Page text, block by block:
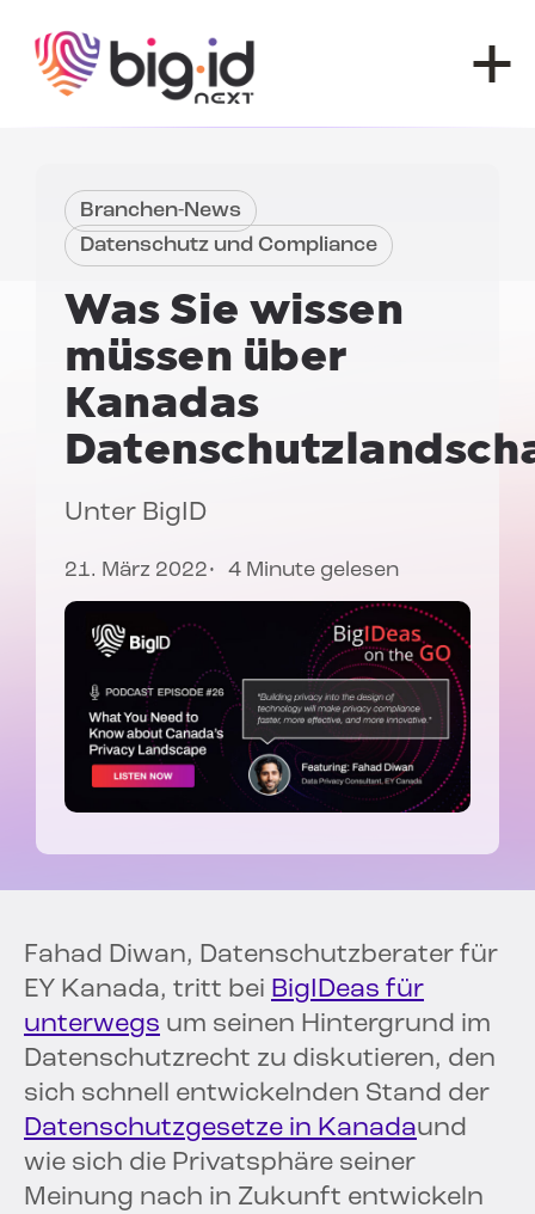
Branchen-News
Datenschutz und Compliance
Was Sie wissen
müssen über
Kanadas
Unter BigID
21. März 2022 4 Minute gelesen
Fahad Diwan, Datenschutzberater für
EY Kanada, tritt bei BigIDeas für
unterwegs um seinen Hintergrund im
Datenschutzrecht zu diskutieren, den
sich schnell entwickelnden Stand der
Datenschutzgesetze in Kanadaund
wie sich die Privatsphäre seiner
Meinung nach in Zukunft entwickeln